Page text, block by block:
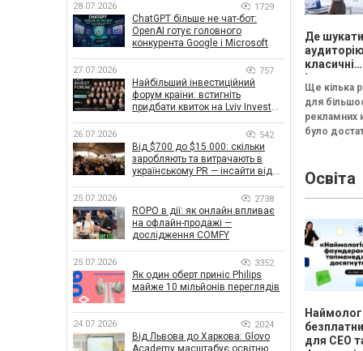
Де шукати
класичні
не
Ще кілька
для
рекламних
було
YouTube та
Освіта
для CEO
28.07.2026 1729
ChatGPT більше не чат-бот:
OpenAI готує головного
конкурента Google і Microsoft
27.07.2026 757
Найбільший інвестиційний
форум країни: встигніть
придбати квиток на Lviv Invest
26.07.2026 542
Від $700 до $15 000: скільки
заробляють та витрачають в
українському PR — інсайти від
25.07.2026 2738
ROPO в дії: як онлайн впливає
на офлайн-продажі —
дослідження COMFY
25.07.2026 3352
Як один оберт приніс Philips
майже 10 мільйонів переглядів
24.07.2026 2024
Від Львова до Харкова: Glovo
Academy масштабує освітню